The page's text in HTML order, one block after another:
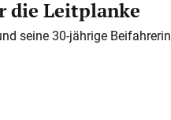
die Leitplanke
seine 30-jährige Beifahrerin